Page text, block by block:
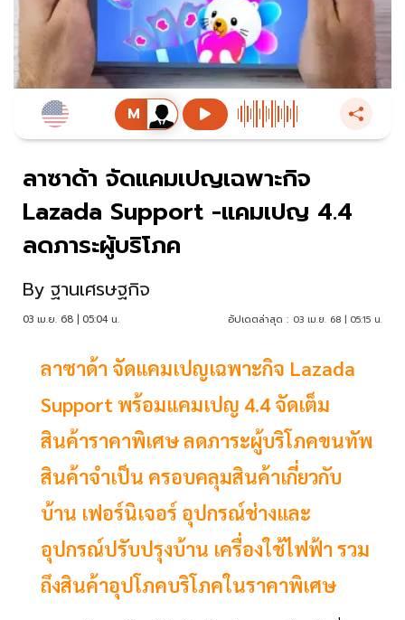
ลาซาด้า จัดแคมเปญเฉพาะกิจ
Lazada Support -แคมเปญ 4.4
ลดภาระผู้บริโภค
By ฐานเศรษฐกิจ
03 เม.ย. 68 | 05:04 น. อัปเดตล่าสุด : 03 เม.ย. 68 | 05:15 น.
ลาซาด้า จัดแคมเปญเฉพาะกิจ Lazada
Support พร้อมแคมเปญ 4.4 จัดเต็ม
สินค้าราคาพิเศษ ลดภาระผู้บริโภคขนทัพ
สินค้าจำเป็น ครอบคลุมสินค้าเกี่ยวกับ
บ้าน เฟอร์นิเจอร์ อุปกรณ์ช่างและ
อุปกรณ์ปรับปรุงบ้าน เครื่องใช้ไฟฟ้า รวม
ถึงสินค้าอุปโภคบริโภคในราคาพิเศษ